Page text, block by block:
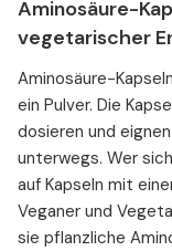
Aminosäure-
vegetarischer
Aminosäure-
ein Pulver. Die
dosieren und
unterwegs. Wer
auf Kapseln mit
Veganer und
sie pflanzliche